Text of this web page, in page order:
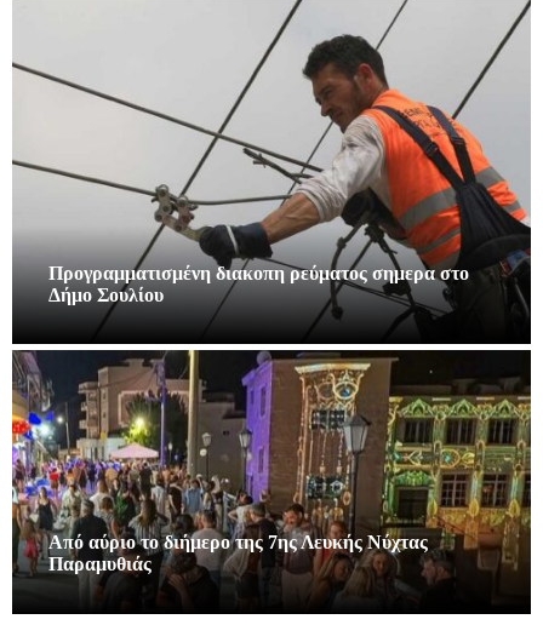
Προγραμματισμένη διακοπη ρεύματος σημερα στο
Δήμο Σουλίου
Από αύριο το διήμερο της 7ης Λευκής Νύχτας
Παραμυθιάς